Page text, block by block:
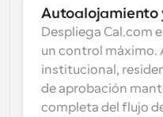
Autoalojamiento
Despliega Cal.com
un control máximo.
institucional,
de aprobación
completa del flujo